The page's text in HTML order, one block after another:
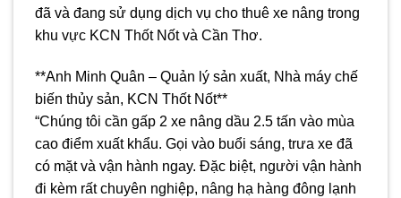
đã và đang sử dụng dịch vụ cho thuê xe nâng trong
khu vực KCN Thốt Nốt và Cần Thơ.
**Anh Minh Quân – Quản lý sản xuất, Nhà máy chế
biến thủy sản, KCN Thốt Nốt**
“Chúng tôi cần gấp 2 xe nâng dầu 2.5 tấn vào mùa
cao điểm xuất khẩu. Gọi vào buổi sáng, trưa xe đã
có mặt và vận hành ngay. Đặc biệt, người vận hành
đi kèm rất chuyên nghiệp, nâng hạ hàng đông lạnh